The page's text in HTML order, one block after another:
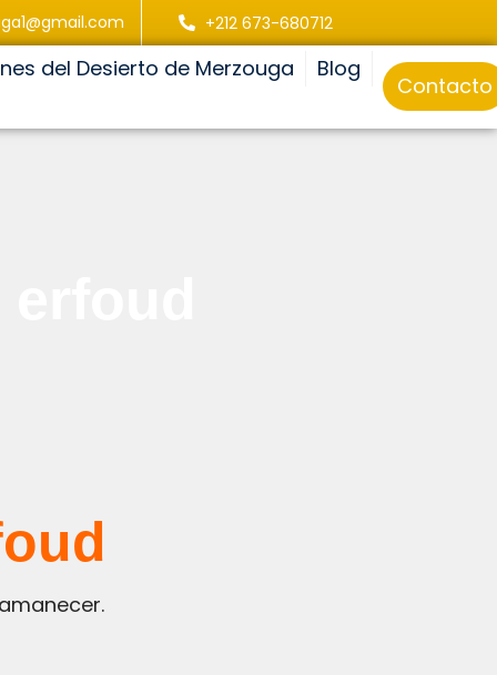
+212 673-680712
del Desierto de Merzouga Blog
Contacto